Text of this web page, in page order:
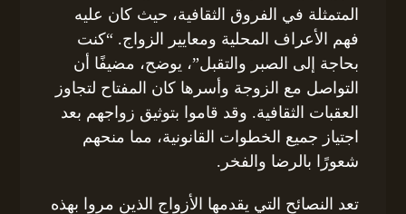
المتمثلة في الفروق الثقافية، حيث كان عليه
فهم الأعراف المحلية ومعايير الزواج. “كنت
بحاجة إلى الصبر والتقبل”، يوضح، مضيفًا أن
التواصل مع الزوجة وأسرها كان المفتاح لتجاوز
العقبات الثقافية. وقد قاموا بتوثيق زواجهم بعد
اجتياز جميع الخطوات القانونية، مما منحهم
شعورًا بالرضا والفخر.
تعد النصائح التي يقدمها الأزواج الذين مروا بهذه